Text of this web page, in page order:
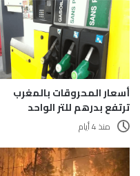
أسعار المحروقات بالمغرب
ترتفع بدرهم للتر الواحد
منذ 4 أيام